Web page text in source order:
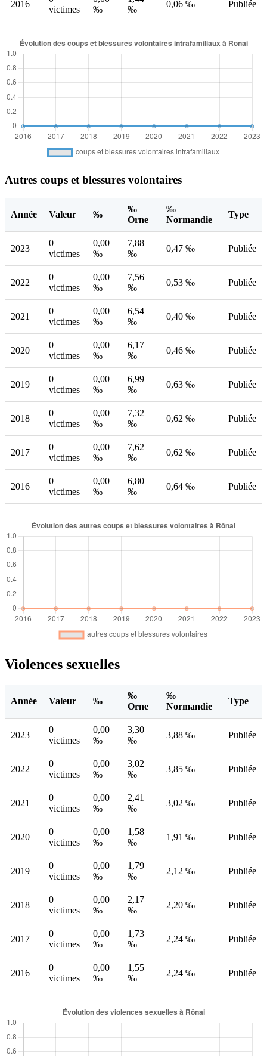
2016
victimes
‰
‰
0,06 ‰ Publiée
Autres coups et blessures volontaires
Année Valeur ‰
‰
Orne
‰
Normandie
Type
2023
0
victimes
0,00
‰
7,88
‰
0,47 ‰ Publiée
2022
0
victimes
0,00
‰
7,56
‰
0,53 ‰ Publiée
2021
0
victimes
0,00
‰
6,54
‰
0,40 ‰ Publiée
2020
0
victimes
0,00
‰
6,17
‰
0,46 ‰ Publiée
2019
0
victimes
0,00
‰
6,99
‰
0,63 ‰ Publiée
2018
0
victimes
0,00
‰
7,32
‰
0,62 ‰ Publiée
2017
0
victimes
0,00
‰
7,62
‰
0,62 ‰ Publiée
2016
0
victimes
0,00
‰
6,80
‰
0,64 ‰ Publiée
Violences sexuelles
Année Valeur ‰
‰
Orne
‰
Normandie
Type
2023
0
victimes
0,00
‰
3,30
‰
3,88 ‰ Publiée
2022
0
victimes
0,00
‰
3,02
‰
3,85 ‰ Publiée
2021
0
victimes
0,00
‰
2,41
‰
3,02 ‰ Publiée
2020
0
victimes
0,00
‰
1,58
‰
1,91 ‰ Publiée
2019
0
victimes
0,00
‰
1,79
‰
2,12 ‰ Publiée
2018
0
victimes
0,00
‰
2,17
‰
2,20 ‰ Publiée
2017
0
victimes
0,00
‰
1,73
‰
2,24 ‰ Publiée
2016
0
victimes
0,00
‰
1,55
‰
2,24 ‰ Publiée